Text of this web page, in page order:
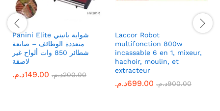
Panini Elite شواية بانيني
متعددة الوظائف – صانعة
شطائر 850 وات ألواح غير
لاصقة
149.00د.م. 200.00د.م.
Laccor Robot
multifonction 800w
incassable 6 en 1, mixeur,
hachoir, moulin, et
extracteur
699.00د.م. 900.00د.م.